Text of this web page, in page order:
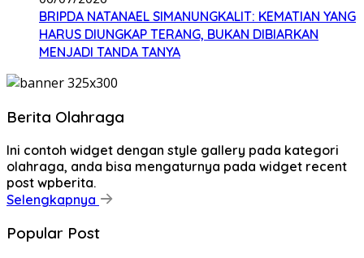
BRIPDA NATANAEL SIMANUNGKALIT: KEMATIAN YANG
HARUS DIUNGKAP TERANG, BUKAN DIBIARKAN
MENJADI TANDA TANYA
Berita Olahraga
Ini contoh widget dengan style gallery pada kategori
olahraga, anda bisa mengaturnya pada widget recent
post wpberita.
Selengkapnya
Popular Post